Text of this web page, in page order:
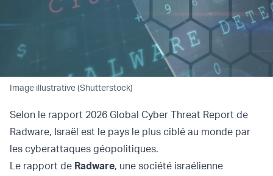
Image illustrative (Shutterstock)
Selon le rapport 2026 Global Cyber Threat Report de
Radware, Israël est le pays le plus ciblé au monde par
les cyberattaques géopolitiques.
Le rapport de Radware, une société israélienne